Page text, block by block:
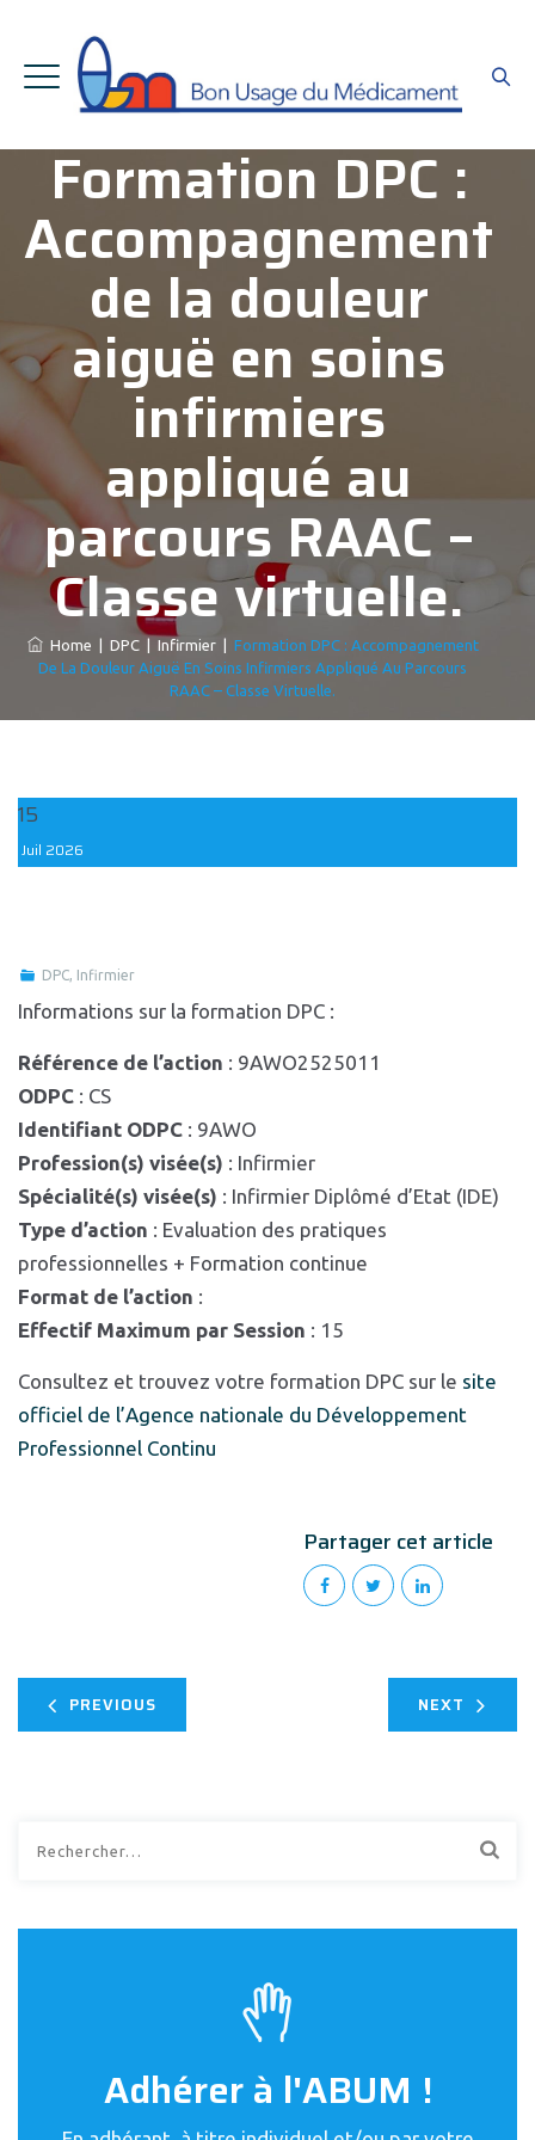
Formation DPC :
Accompagnement
de la douleur
aiguë en soins
infirmiers
appliqué au
parcours RAAC –
Classe virtuelle.
Home DPC| Infirmier| Formation DPC : Accompagnement
De La Douleur Aiguë En Soins Infirmiers Appliqué Au Parcours
RAAC – Classe Virtuelle.
15
Juil 2026
DPC, Infirmier
Informations sur la formation DPC :
Référence de l’action : 9AWO2525011
ODPC : CS
Identifiant ODPC : 9AWO
Profession(s) visée(s) : Infirmier
Spécialité(s) visée(s) : Infirmier Diplômé d’Etat (IDE)
Type d’action : Evaluation des pratiques
professionnelles + Formation continue
Format de l’action :
Effectif Maximum par Session : 15
Consultez et trouvez votre formation DPC sur le site
officiel de l’Agence nationale du Développement
Professionnel Continu
Partager cet article
PREVIOUS NEXT
Adhérer à l'ABUM !